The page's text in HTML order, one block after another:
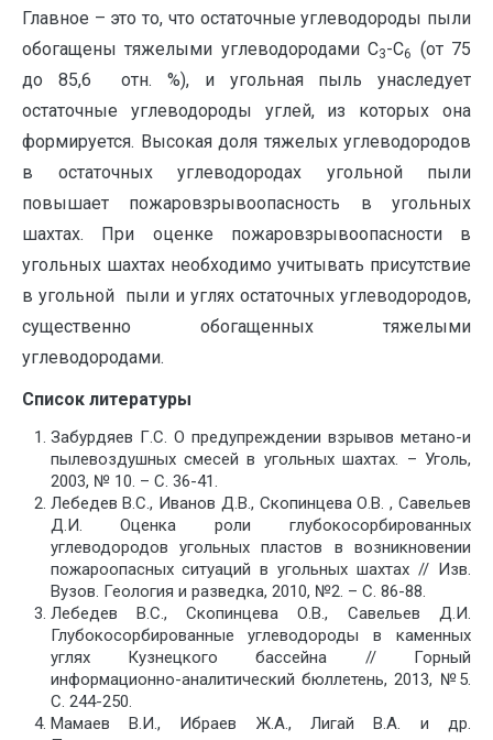
Главное – это то, что остаточные углеводороды пыли
обогащены тяжелыми углеводородами С3-С6
(от 75
до 85,6 отн. %), и угольная пыль унаследует
остаточные углеводороды углей, из которых она
формируется. Высокая доля тяжелых углеводородов
в остаточных углеводородах угольной пыли
повышает пожаровзрывоопасность в угольных
шахтах. При оценке пожаровзрывоопасности в
угольных шахтах необходимо учитывать присутствие
в угольной пыли и углях остаточных углеводородов,
существенно обогащенных тяжелыми
углеводородами.
Список литературы
Забурдяев Г.С. О предупреждении взрывов метано-и
пылевоздушных смесей в угольных шахтах. – Уголь,
2003, № 10. – С. 36-41.
Лебедев В.С., Иванов Д.В., Скопинцева О.В. , Савельев
Д.И. Оценка роли глубокосорбированных
углеводородов угольных пластов в возникновении
пожароопасных ситуаций в угольных шахтах // Изв.
Вузов. Геология и разведка, 2010, №2. – С. 86-88.
Лебедев В.С., Скопинцева О.В., Савельев Д.И.
Глубокосорбированные углеводороды в каменных
углях Кузнецкого бассейна // Горный
информационно-аналитический бюллетень, 2013, №5.
С. 244-250.
Мамаев В.И., Ибраев Ж.А., Лигай В.А. и др.